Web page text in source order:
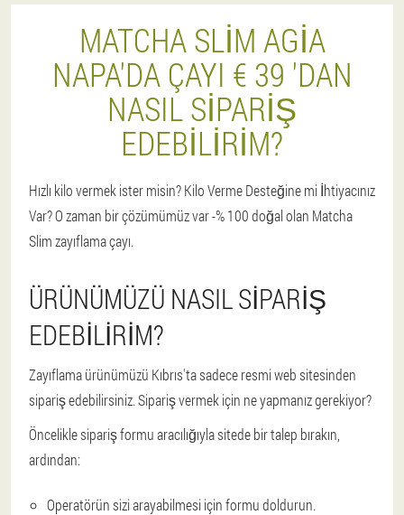
MATCHA SLIM AGIA
NAPA'DA ÇAYI € 39 'DAN
NASIL SIPARIŞ
EDEBILIRIM?
Hızlı kilo vermek ister misin? Kilo Verme Desteğine mi İhtiyacınız
Var? O zaman bir çözümümüz var -% 100 doğal olan Matcha
Slim zayıflama çayı.
ÜRÜNÜMÜZÜ NASIL SIPARIŞ
EDEBILIRIM?
Zayıflama ürünümüzü Kıbrıs'ta sadece resmi web sitesinden
sipariş edebilirsiniz. Sipariş vermek için ne yapmanız gerekiyor?
Öncelikle sipariş formu aracılığıyla sitede bir talep bırakın,
ardından:
Operatörün sizi arayabilmesi için formu doldurun.